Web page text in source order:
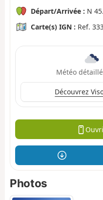
Départ/Arrivée : N
Carte(s) IGN : Ref.
Météo
Découvrez
Photos